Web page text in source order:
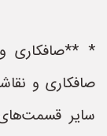
* **صافکاری
صافکاری و
سایر